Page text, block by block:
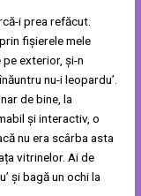
i prea refăcut.
fișierele mele
exterior, și-n
nu-i leopardu’.
de bine, la
și interactiv, o
nu era scârba asta
vitrinelor. Ai de
și bagă un ochi la